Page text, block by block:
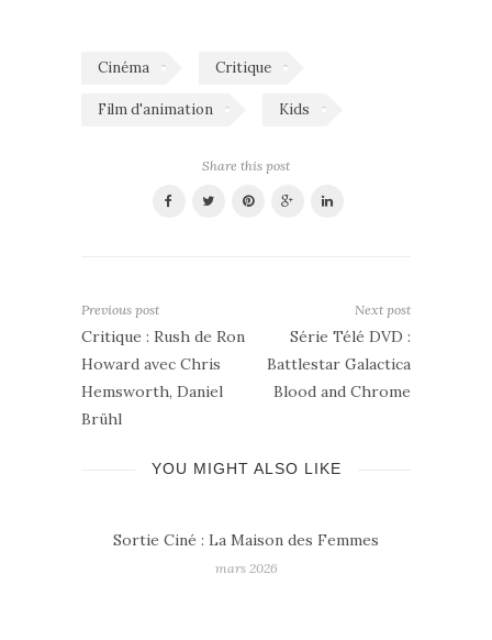
Cinéma Critique
Film d'animation Kids
Share this post
Previous post
Critique : Rush de Ron
Howard avec Chris
Hemsworth, Daniel
Brühl
Next post
Série Télé DVD :
Battlestar Galactica
Blood and Chrome
YOU MIGHT ALSO LIKE